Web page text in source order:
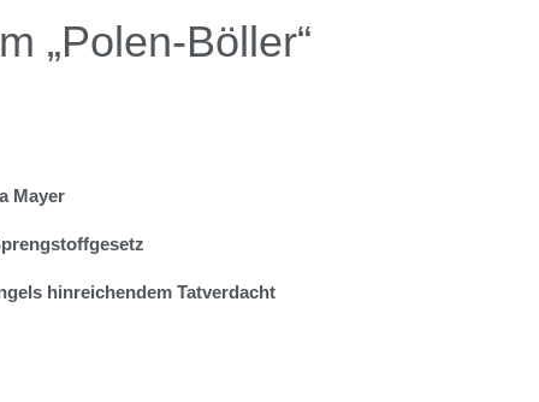
„Polen-Böller“
Mayer
hinreichendem Tatverdacht